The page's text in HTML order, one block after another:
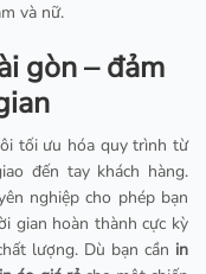
và nữ.
gòn – đảm
tối ưu hóa quy trình từ
đến tay khách hàng.
nghiệp cho phép bạn
gian hoàn thành cực kỳ
lượng. Dù bạn cần in